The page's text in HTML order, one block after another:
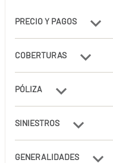
PRECIO Y PAGOS
COBERTURAS
PÓLIZA
SINIESTROS
GENERALIDADES